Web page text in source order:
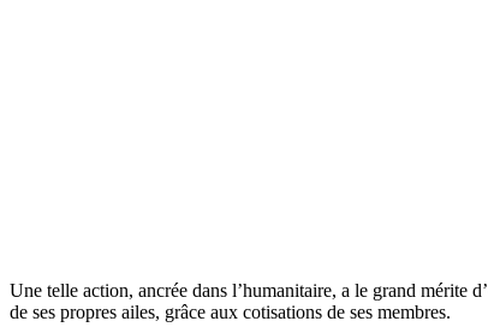
Une telle action, ancrée dans l’humanitaire, a le grand mérite
de ses propres ailes, grâce aux cotisations de ses membres.